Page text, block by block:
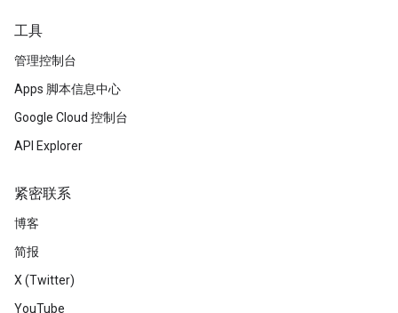
工具
管理控制台
Apps 脚本信息中心
Google Cloud 控制台
API Explorer
紧密联系
博客
简报
X (Twitter)
YouTube